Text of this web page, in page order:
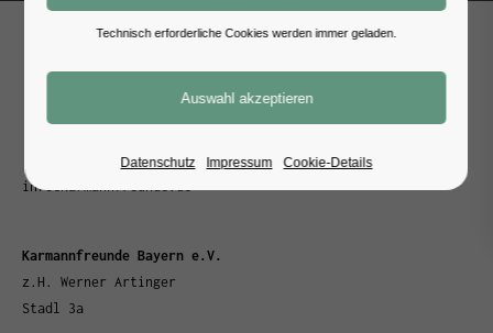
Dein Weg zu uns
Kontakt
info@karmannfreunde.de
Karmannfreunde Bayern e.V.
z.H. Werner Artinger
Stadl 3a
Technisch erforderliche Cookies werden immer geladen.
Datenschutz Impressum Cookie-Details